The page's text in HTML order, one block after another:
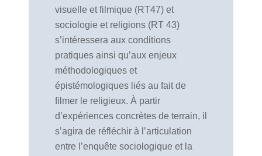
visuelle et filmique (RT47) et
sociologie et religions (RT 43)
s’intéressera aux conditions
pratiques ainsi qu’aux enjeux
méthodologiques et
épistémologiques liés au fait de
filmer le religieux. À partir
d’expériences concrètes de terrain, il
s’agira de réfléchir à l’articulation
entre l’enquête sociologique et la